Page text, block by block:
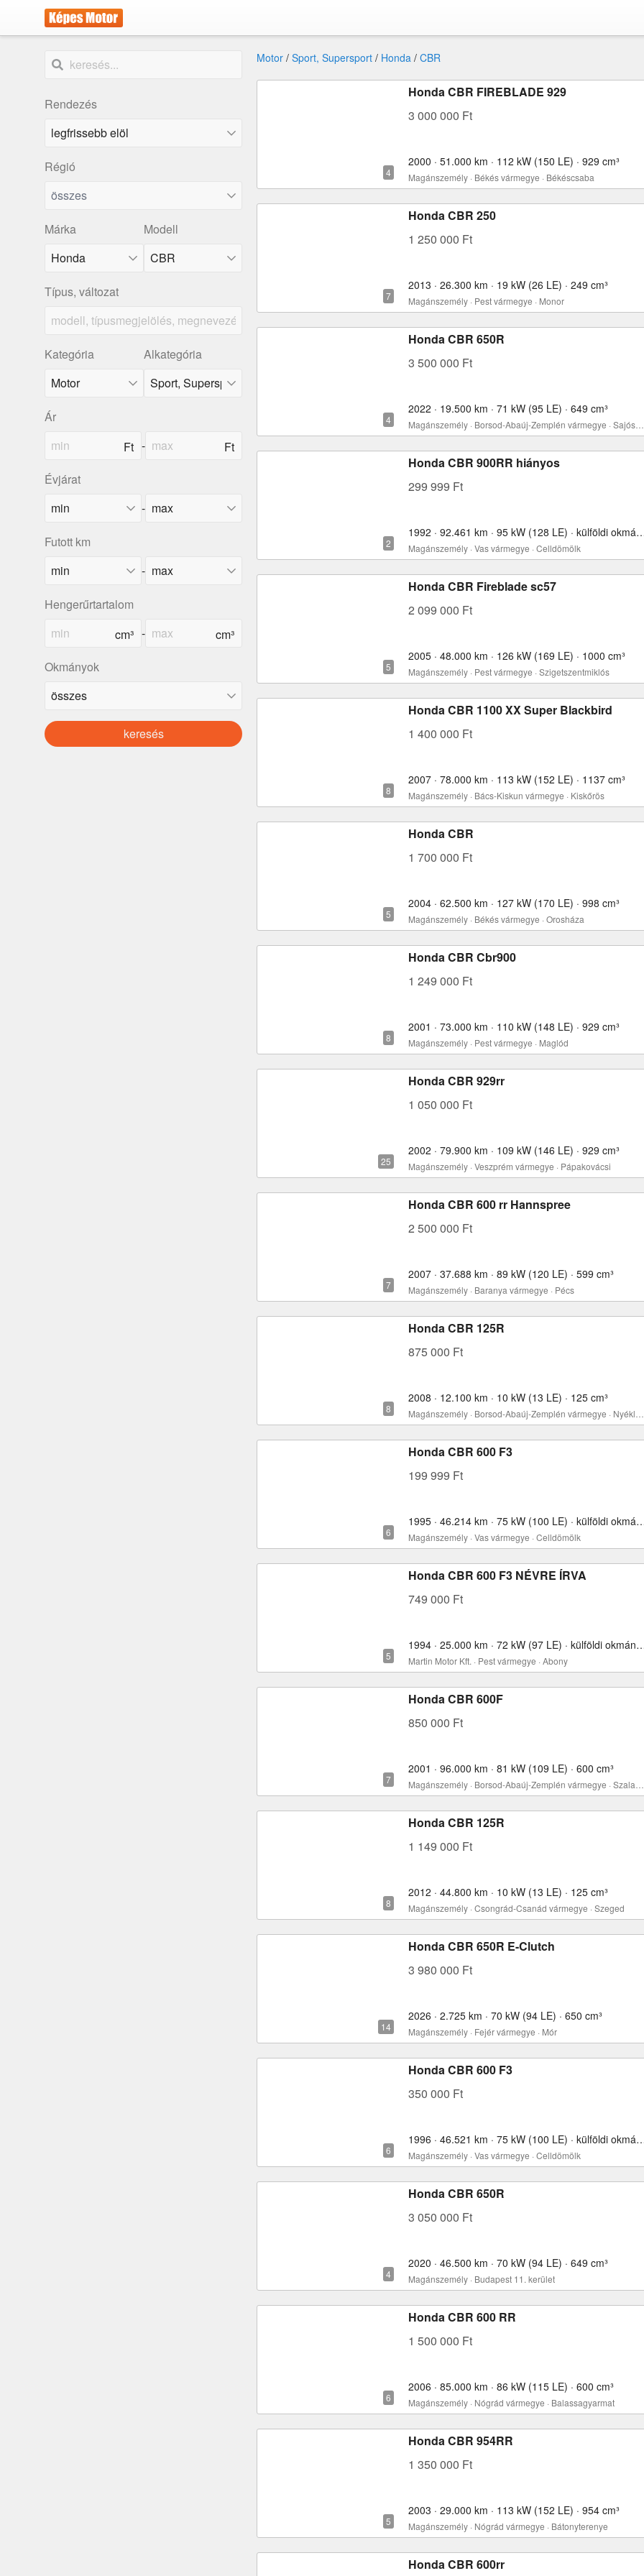
Rendezés
Régió
összes
Márka
Honda
Modell
CBR
Típus, változat
Kategória Alkategória
Ár
-
Évjárat
-
Futott km
-
Hengerűrtartalom
-
Okmányok
keresés
Motor / Sport, Supersport / Honda / CBR
Honda CBR FIREBLADE 929
3 000 000 Ft
2000 · 51.000 km · 112 kW (150 LE) · 929 cm³
Magánszemély · Békés vármegye · Békéscsaba
Honda CBR 250
1 250 000 Ft
2013 · 26.300 km · 19 kW (26 LE) · 249 cm³
Magánszemély · Pest vármegye · Monor
Honda CBR 650R
3 500 000 Ft
2022 · 19.500 km · 71 kW (95 LE) · 649 cm³
Honda CBR 900RR hiányos
299 999 Ft
1992 · 92.461 km · 95 kW (128 LE) ·
Magánszemély · Vas vármegye · Celldömölk
Honda CBR Fireblade sc57
2 099 000 Ft
2005 · 48.000 km · 126 kW (169 LE) · 1000 cm³
Magánszemély · Pest vármegye · Szigetszentmiklós
Honda CBR 1100 XX Super Blackbird
1 400 000 Ft
2007 · 78.000 km · 113 kW (152 LE) · 1137 cm³
Magánszemély · Bács-Kiskun vármegye · Kiskőrös
Honda CBR
1 700 000 Ft
2004 · 62.500 km · 127 kW (170 LE) · 998 cm³
Magánszemély · Békés vármegye · Orosháza
Honda CBR Cbr900
1 249 000 Ft
2001 · 73.000 km · 110 kW (148 LE) · 929 cm³
Magánszemély · Pest vármegye · Maglód
Honda CBR 929rr
1 050 000 Ft
2002 · 79.900 km · 109 kW (146 LE) · 929 cm³
Magánszemély · Veszprém vármegye · Pápakovácsi
Honda CBR 600 rr Hannspree
2 500 000 Ft
2007 · 37.688 km · 89 kW (120 LE) · 599 cm³
Magánszemély · Baranya vármegye · Pécs
Honda CBR 125R
875 000 Ft
2008 · 12.100 km · 10 kW (13 LE) · 125 cm³
Honda CBR 600 F3
199 999 Ft
1995 · 46.214 km · 75 kW (100 LE) ·
Magánszemély · Vas vármegye · Celldömölk
Honda CBR 600 F3 NÉVRE ÍRVA
749 000 Ft
1994 · 25.000 km · 72 kW (97 LE) ·
Martin Motor Kft. · Pest vármegye · Abony
Honda CBR 600F
850 000 Ft
2001 · 96.000 km · 81 kW (109 LE) · 600 cm³
Honda CBR 125R
1 149 000 Ft
2012 · 44.800 km · 10 kW (13 LE) · 125 cm³
Magánszemély · Csongrád-Csanád vármegye · Szeged
Honda CBR 650R E-Clutch
3 980 000 Ft
2026 · 2.725 km · 70 kW (94 LE) · 650 cm³
Magánszemély · Fejér vármegye · Mór
Honda CBR 600 F3
350 000 Ft
1996 · 46.521 km · 75 kW (100 LE) ·
Magánszemély · Vas vármegye · Celldömölk
Honda CBR 650R
3 050 000 Ft
2020 · 46.500 km · 70 kW (94 LE) · 649 cm³
Magánszemély · Budapest 11. kerület
Honda CBR 600 RR
1 500 000 Ft
2006 · 85.000 km · 86 kW (115 LE) · 600 cm³
Magánszemély · Nógrád vármegye · Balassagyarmat
Honda CBR 954RR
1 350 000 Ft
2003 · 29.000 km · 113 kW (152 LE) · 954 cm³
Magánszemély · Nógrád vármegye · Bátonyterenye
Honda CBR 600rr